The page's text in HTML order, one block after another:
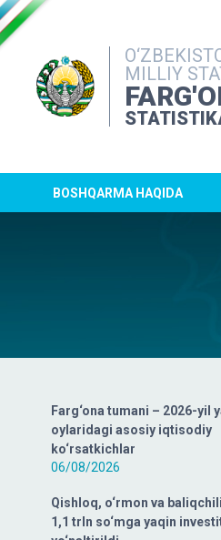
MILLIY
BOSHQARMA HAQIDA
Farg‘ona tumani – 2026-yil
oylaridagi asosiy iqtisodiy
ko‘rsatkichlar
06/08/2026
Qishloq, o‘rmon va
1,1 trln so‘mga yaqin